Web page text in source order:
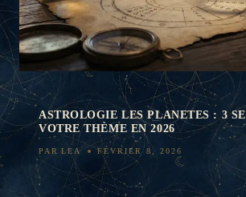
ASTROLOGIE LES PLANETES : 3
VOTRE THÈME EN 2026
PAR LEA FÉVRIER 8, 2026